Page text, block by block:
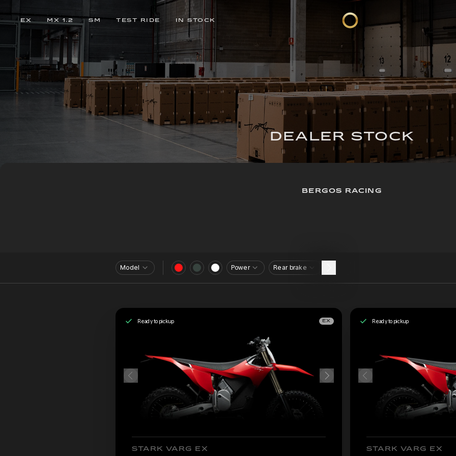
EX MX 1.2 SM TEST RIDE IN STOCK
DEALER STOCK
BERGOS RACING
Model Power Rear brake
Ready to pickup EX
STARK VARG EX
Ready to pickup
STARK VARG EX